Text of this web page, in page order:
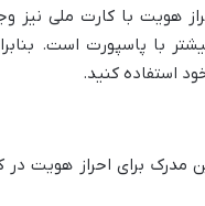
هویت با کارت ملی نیز
با پاسپورت است.
استفاده کنید.